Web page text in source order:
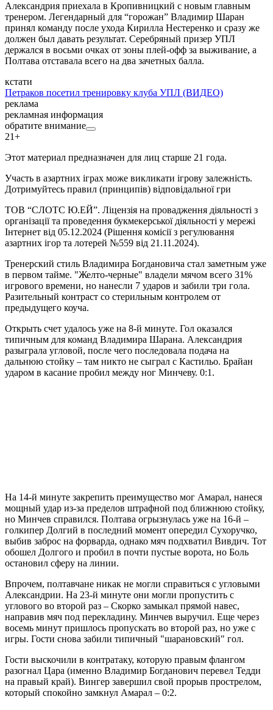
Александрия приехала в Кропивницкий с новым главным
тренером. Легендарный для “горожан” Владимир Шаран
принял команду после ухода Кирилла Нестеренко и сразу же
должен был давать результат. Серебряный призер УПЛ
держался в восьми очках от зоны плей-офф за выживание, а
Полтава отставала всего на два зачетных балла.
кстати
Петраков посетил тренировку клуба УПЛ (ВИДЕО)
реклама
рекламная информация
обратите внимание
21+
Этот материал предназначен для лиц старше 21 года.
Участь в азартних іграх може викликати ігрову залежність.
Дотримуйтесь правил (принципів) відповідальної гри
ТОВ “СЛОТС Ю.ЕЙ”. Ліцензія на провадження діяльності з
організації та проведення букмекерської діяльності у мережі
Інтернет від 05.12.2024 (Рішення комісії з регулювання
азартних ігор та лотерей №559 від 21.11.2024).
Тренерский стиль Владимира Богдановича стал заметным уже
в первом тайме. "Желто-черные" владели мячом всего 31%
игрового времени, но нанесли 7 ударов и забили три гола.
Разительный контраст со стерильным контролем от
предыдущего коуча.
Открыть счет удалось уже на 8-й минуте. Гол оказался
типичным для команд Владимира Шарана. Александрия
разыграла угловой, после чего последовала подача на
дальнюю стойку – там никто не сыграл с Кастильо. Брайан
ударом в касание пробил между ног Минчеву. 0:1.
На 14-й минуте закрепить преимущество мог Амарал, нанеся
мощный удар из-за пределов штрафной под ближнюю стойку,
но Минчев справился. Полтава огрызнулась уже на 16-й –
голкипер Долгий в последний момент опередил Сухоручко,
выбив заброс на форварда, однако мяч подхватил Вивдич. Тот
обошел Долгого и пробил в почти пустые ворота, но Боль
остановил сферу на линии.
Впрочем, полтавчане никак не могли справиться с угловыми
Александрии. На 23-й минуте они могли пропустить с
углового во второй раз – Скорко замыкал прямой навес,
направив мяч под перекладину. Минчев выручил. Еще через
восемь минут пришлось пропускать во второй раз, но уже с
игры. Гости снова забили типичный "шарановский" гол.
Гости выскочили в контратаку, которую правым флангом
разогнал Цара (именно Владимир Богданович перевел Тедди
на правый край). Вингер завершил свой прорыв прострелом,
который спокойно замкнул Амарал – 0:2.